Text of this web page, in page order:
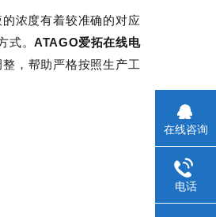
浓度有着较准确的对应
式。ATAGO爱拓在线电
，帮助严格按照生产工
在线咨询
电话